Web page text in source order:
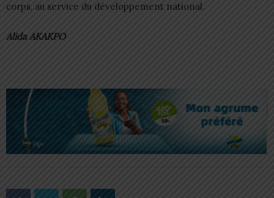
corps, au service du développement national.
Alida AKAKPO